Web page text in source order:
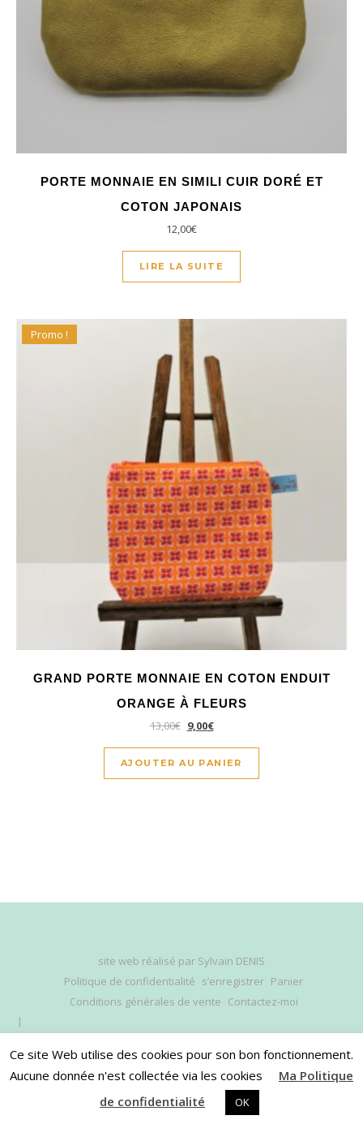
PORTE MONNAIE EN SIMILI CUIR DORÉ ET
COTON JAPONAIS
12,00€
LIRE LA SUITE
Promo !
GRAND PORTE MONNAIE EN COTON ENDUIT
ORANGE À FLEURS
13,00€ 9,00€
AJOUTER AU PANIER
site web réalisé par Sylvain DENIS
Politique de confidentialité s’enregistrer Panier
Conditions générales de vente Contactez-moi
HAUT DE PAGE
Ce site Web utilise des cookies pour son bon fonctionnement.
Aucune donnée n'est collectée via les cookies
Ma Politique
de confidentialité
OK